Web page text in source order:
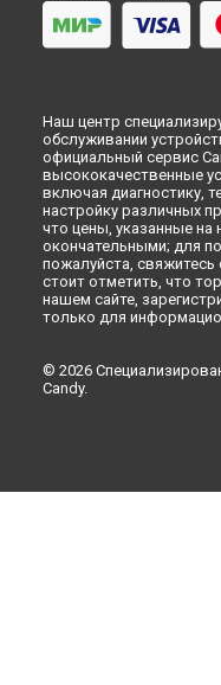
Наш центр
обслуживании
официальный сервис
высококачественные
включая диагностику,
настройку различных
что цены, указанные на
окончательными; для
пожалуйста,
стоит отметить, что
нашем сайте,
только для
© 2026
Candy.